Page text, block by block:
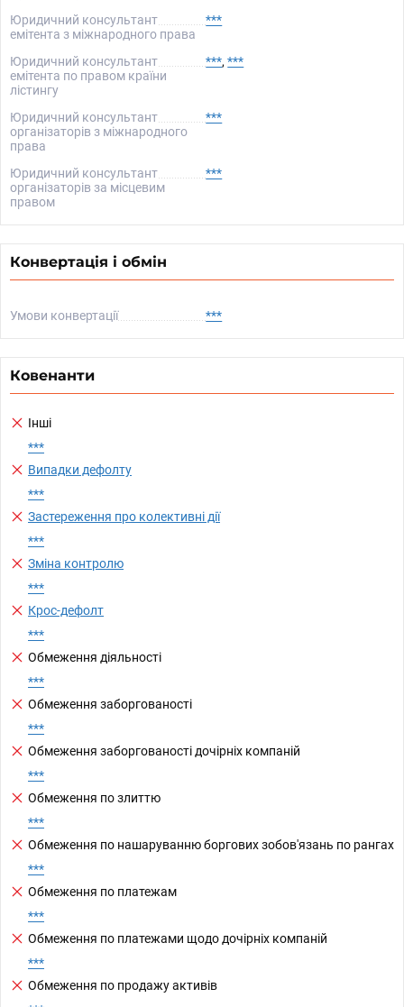
Юридичний консультант
емітента з міжнародного права
***
Юридичний консультант
емітента по правом країни
лістингу
***, ***
Юридичний консультант
організаторів з міжнародного
права
***
Юридичний консультант
організаторів за місцевим
правом
***
Конвертація і обмін
Умови конвертації ***
Ковенанти
Інші
***
Випадки дефолту
***
Застереження про колективні дії
***
Зміна контролю
***
Крос-дефолт
***
Обмеження діяльності
***
Обмеження заборгованості
***
Обмеження заборгованості дочірніх компаній
***
Обмеження по злиттю
***
Обмеження по нашаруванню боргових зобов'язань по рангах
***
Обмеження по платежам
***
Обмеження по платежами щодо дочірніх компаній
***
Обмеження по продажу активів